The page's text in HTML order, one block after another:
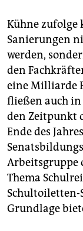
Kühne zufolge
Sanierungen
werden,
den
eine Milliarde
fließen auch in
den Zeitpunkt
Ende des
Arbeitsgruppe
Thema
Schultoiletten-
Grundlage